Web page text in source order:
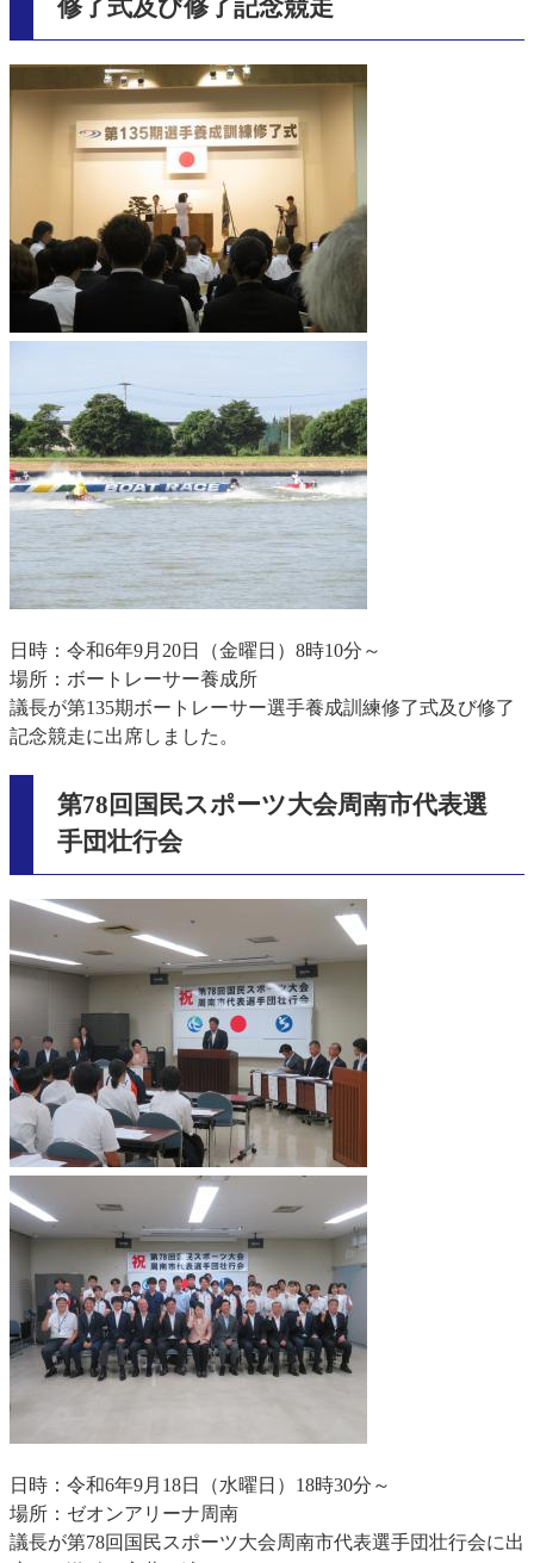
修了式及び修了記念競走
日時：令和6年9月20日（金曜日）8時10分～
場所：ボートレーサー養成所
議長が第135期ボートレーサー選手養成訓練修了式及び修了
記念競走に出席しました。
第78回国民スポーツ大会周南市代表選
手団壮行会
日時：令和6年9月18日（水曜日）18時30分～
場所：ゼオンアリーナ周南
議長が第78回国民スポーツ大会周南市代表選手団壮行会に出